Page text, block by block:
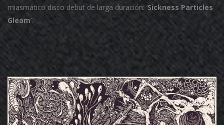
miasmático disco debut de larga duración: ‘Sickness Particles
Gleam’.